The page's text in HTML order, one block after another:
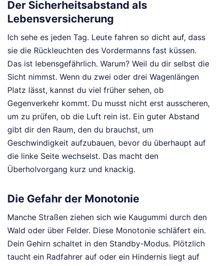
Der Sicherheitsabstand als
Lebensversicherung
Ich sehe es jeden Tag. Leute fahren so dicht auf, dass
sie die Rückleuchten des Vordermanns fast küssen.
Das ist lebensgefährlich. Warum? Weil du dir selbst die
Sicht nimmst. Wenn du zwei oder drei Wagenlängen
Platz lässt, kannst du viel früher sehen, ob
Gegenverkehr kommt. Du musst nicht erst ausscheren,
um zu prüfen, ob die Luft rein ist. Ein guter Abstand
gibt dir den Raum, den du brauchst, um
Geschwindigkeit aufzubauen, bevor du überhaupt auf
die linke Seite wechselst. Das macht den
Überholvorgang kurz und knackig.
Die Gefahr der Monotonie
Manche Straßen ziehen sich wie Kaugummi durch den
Wald oder über Felder. Diese Monotonie schläfert ein.
Dein Gehirn schaltet in den Standby-Modus. Plötzlich
taucht ein Radfahrer auf oder ein Hindernis liegt auf